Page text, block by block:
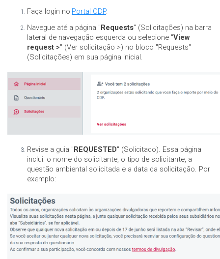
Faça login no Portal CDP.
Navegue até a página "Requests" (Solicitações) na barra
lateral de navegação esquerda ou selecione "View
request >" (Ver solicitação >) no bloco "Requests"
(Solicitações) em sua página inicial.
Revise a guia "REQUESTED" (Solicitado). Essa página
inclui: o nome do solicitante, o tipo de solicitante, a
questão ambiental solicitada e a data da solicitação. Por
exemplo: